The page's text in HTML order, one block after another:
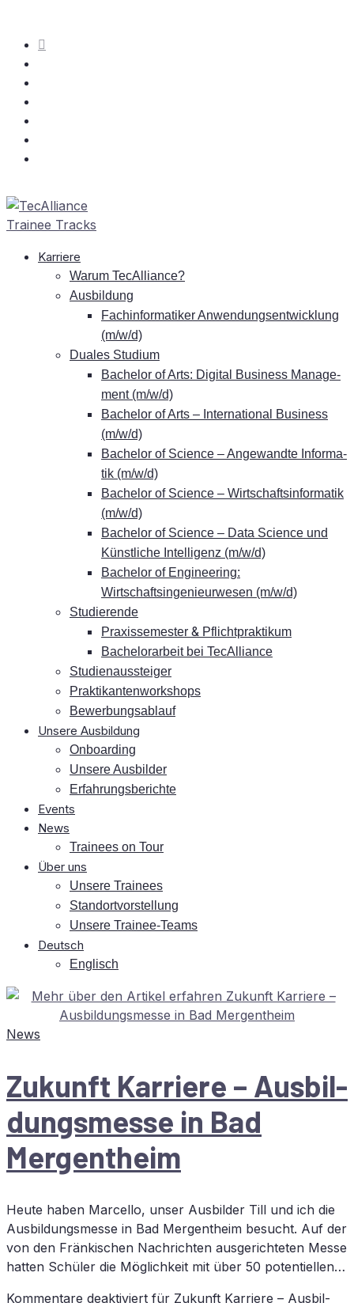
Kar­rie­re
War­um TecAlliance?
Aus­bil­dung
Fach­in­for­ma­ti­ker An­wen­dungs­ent­wick­lung
(m/w/d)
Dua­les Studium
Ba­che­lor of Arts: Di­gi­tal Busi­ness Ma­nage­
ment (m/w/d)
Ba­che­lor of Arts – In­ter­na­tio­nal Busi­ness
(m/w/d)
Ba­che­lor of Sci­ence – An­ge­wand­te In­for­ma­
tik (m/w/d)
Ba­che­lor of Sci­ence – Wirt­schafts­in­for­ma­tik
(m/w/d)
Ba­che­lor of Sci­ence – Data Sci­ence und
Künst­li­che In­tel­li­genz (m/w/d)
Ba­che­lor of En­gi­nee­ring:
Wirtschaftsingenieurwesen (m/w/d)
Stu­die­ren­de
Pra­xis­se­mes­ter & Pflichtpraktikum
Ba­che­lor­ar­beit bei TecAlliance
Stu­di­en­aus­stei­ger
Prak­ti­kan­ten­work­shops
Be­wer­bungs­ab­lauf
Un­se­re Ausbildung
On­boar­ding
Un­se­re Ausbilder
Er­fah­rungs­be­rich­te
Events
News
Trai­nees on Tour
Über uns
Un­se­re Trainees
Stand­ort­vor­stel­lung
Un­se­re Trainee-Teams
Deutsch
Eng­lisch
News
Zu­kunft Kar­rie­re – Aus­bil­
dungs­mes­se in Bad
Mergentheim
Heute haben Marcello, unser Ausbilder Till und ich die
Ausbildungsmesse in Bad Mergentheim besucht. Auf der
von den Fränkischen Nachrichten ausgerichteten Messe
hatten Schüler die Möglichkeit mit über 50 potentiellen…
Kommentare deaktiviert für Zu­kunft Kar­rie­re – Aus­bil­